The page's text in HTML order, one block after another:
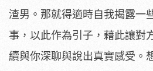
渣男。那就得適時自我揭露一
事，以此作為引子，藉此讓對
續與你深聊與說出真實感受。